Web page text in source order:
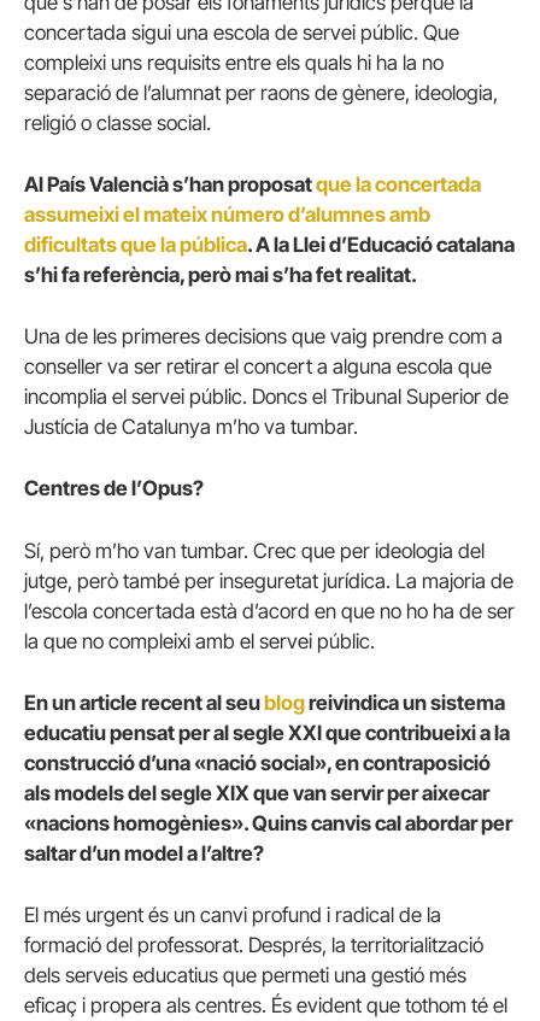
concertada sigui una escola de servei públic. Que
compleixi uns requisits entre els quals hi ha la no
separació de l’alumnat per raons de gènere, ideologia,
religió o classe social.
Al País Valencià s’han proposatque la concertada
assumeixi el mateix número d’alumnes amb
dificultats que la pública. A la Llei d’Educació catalana
s’hi fa referència, però mai s’ha fet realitat.
Una de les primeres decisions que vaig prendre com a
conseller va ser retirar el concert a alguna escola que
incomplia el servei públic. Doncs el Tribunal Superior de
Justícia de Catalunya m’ho va tumbar.
Centres de l’Opus?
Sí, però m’ho van tumbar. Crec que per ideologia del
jutge, però també per inseguretat jurídica. La majoria de
l’escola concertada està d’acord en que no ho ha de ser
la que no compleixi amb el servei públic.
En un article recent al seublogreivindica un sistema
educatiu pensat per al segle XXI que contribueixi a la
construcció d’una «nació social», en contraposició
als models del segle XIX que van servir per aixecar
«nacions homogènies». Quins canvis cal abordar per
saltar d’un model a l’altre?
El més urgent és un canvi profund i radical de la
formació del professorat. Després, la territorialització
dels serveis educatius que permeti una gestió més
eficaç i propera als centres. És evident que tothom té el